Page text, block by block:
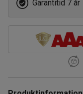
Garantitid 7 år